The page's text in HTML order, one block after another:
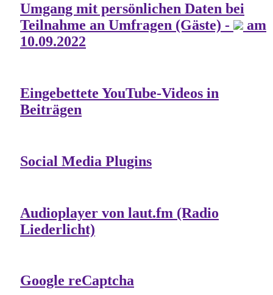
Umgang mit persönlichen Daten bei
Teilnahme an Umfragen (Gäste) -
am
10.09.2022
Eingebettete YouTube-Videos in
Beiträgen
Social Media Plugins
Audioplayer von laut.fm (Radio
Liederlicht)
Google reCaptcha